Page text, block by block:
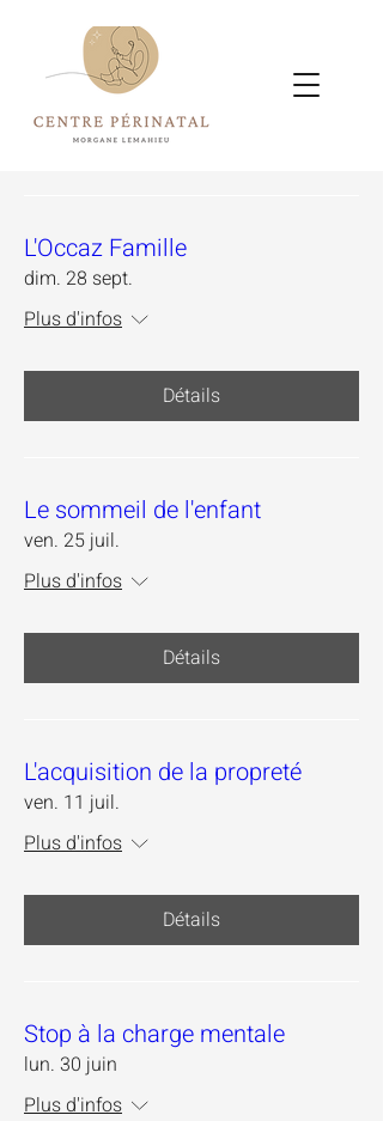
L'Occaz Famille
dim. 28 sept.
Plus d'infos
Détails
Le sommeil de l'enfant
ven. 25 juil.
Plus d'infos
Détails
L'acquisition de la propreté
ven. 11 juil.
Plus d'infos
Détails
Stop à la charge mentale
lun. 30 juin
Plus d'infos